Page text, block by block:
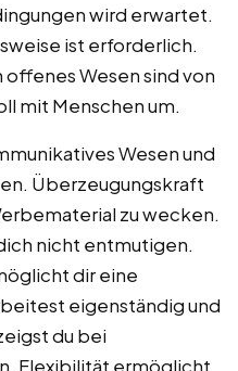
wird erwartet.
ist erforderlich.
Wesen sind von
mit Menschen um.
Wesen und
Überzeugungskraft
zu wecken.
nicht entmutigen.
dir eine
eigenständig und
du bei
Flexibilität ermöglicht